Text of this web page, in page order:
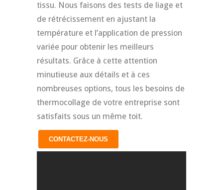
tissu. Nous faisons des tests de liage et
de rétrécissement en ajustant la
température et l’application de pression
variée pour obtenir les meilleurs
résultats. Grâce à cette attention
minutieuse aux détails et à ces
nombreuses options, tous les besoins de
thermocollage de votre entreprise sont
satisfaits sous un même toit.
CONTACTEZ-NOUS